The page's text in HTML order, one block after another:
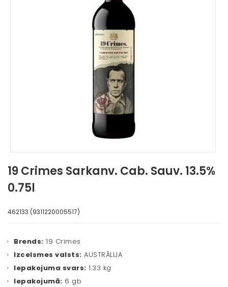
19 Crimes Sarkanv. Cab. Sauv. 13.5%
0.75l
462133 (9311220005517)
Brends: 19 Crimes
Izcelsmes valsts: AUSTRĀLIJA
Iepakojuma svars: 1.33 kg
Iepakojumā: 6 gb